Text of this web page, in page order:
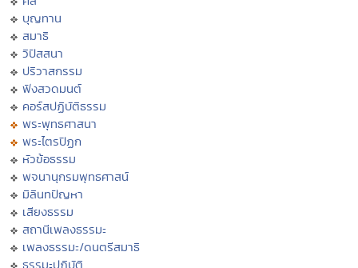
บุญทาน
สมาธิ
วิปัสสนา
ปริวาสกรรม
ฟังสวดมนต์
คอร์สปฏิบัติธรรม
พระพุทธศาสนา
พระไตรปิฏก
หัวข้อธรรม
พจนานุกรมพุทธศาสน์
มิลินทปัญหา
เสียงธรรม
สถานีเพลงธรรมะ
เพลงธรรมะ/ดนตรีสมาธิ
ธรรมะปฏิบัติ